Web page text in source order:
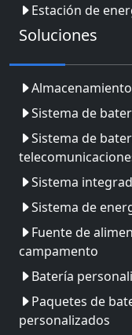
Estación de
Soluciones
Sistema de
Sistema de
Sistema
Sistema de
Fuente de
campamento
Batería
Paquetes de
personalizados